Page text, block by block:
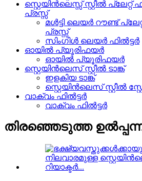
സ്റ്റെയിൻലെസ്സ് സ്റ്റീൽ പ്ലേറ്റ്
പ്രസ്സ്
മൾട്ടി ലെയർ റൗണ്ട്
പ്രസ്സ്
സിംഗിൾ ലെയർ ഫിൽട്ടർ
ഓയിൽ പ്യൂരിഫയർ
ഓയിൽ പ്യൂരിഫയർ
സ്റ്റെയിൻലെസ് സ്റ്റീൽ ടാങ്ക്
ഇളകിയ ടാങ്ക്
സ്റ്റെയിൻലെസ് സ്റ്റീൽ
വാക്വം ഫിൽട്ടർ
വാക്വം ഫിൽട്ടർ
തിരഞ്ഞെടുത്ത